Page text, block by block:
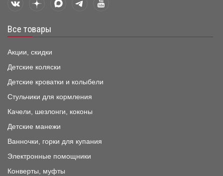
Все товары
Акции, скидки
Детские коляски
Детские кроватки и колыбели
Стульчики для кормления
Качели, шезлонги, коконы
Детские манежи
Ванночки, горки для купания
Электронные помощники
Конверты, муфты